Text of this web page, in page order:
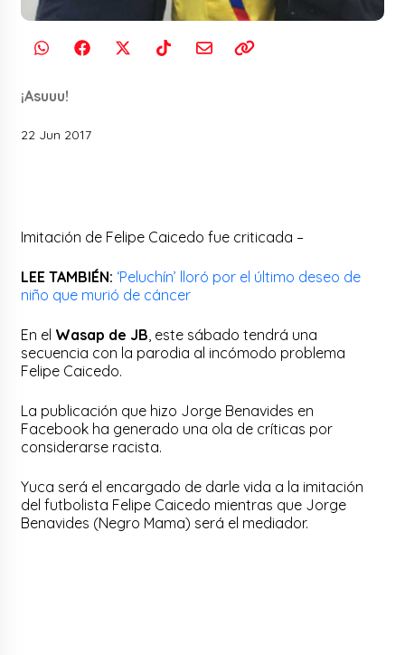
¡Asuuu!
22 Jun 2017
Imitación de Felipe Caicedo fue criticada –
LEE TAMBIÉN: ‘Peluchín’ lloró por el último deseo de
niño que murió de cáncer
En el Wasap de JB , este sábado tendrá una
secuencia con la parodia al incómodo problema
Felipe Caicedo.
La publicación que hizo Jorge Benavides en
Facebook ha generado una ola de críticas por
considerarse racista.
Yuca será el encargado de darle vida a la imitación
del futbolista Felipe Caicedo mientras que Jorge
Benavides (Negro Mama) será el mediador.